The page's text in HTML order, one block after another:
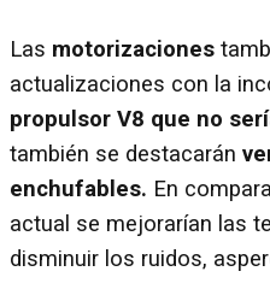
Las motorizaciones
actualizaciones con la
propulsor V8 que no
también se destacarán
enchufables. En
actual se mejorarían las
disminuir los ruidos,